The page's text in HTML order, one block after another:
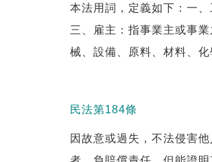
本法用詞，定義如下：一
三、雇主：指事業主或事
械、設備、原料、材料、
民法第184條
因故意或過失，不法侵害